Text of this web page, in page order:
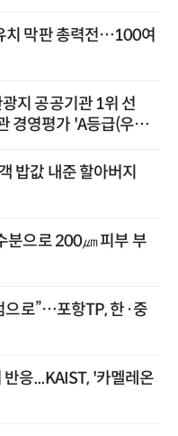
치 막판 총력전…100여
지 공공기관 1위 선
영평가 'A등급(우수)'
밥값 내준 할아버지
분으로 200㎛ 피부 부
으로”…포항TP, 한·중
응...KAIST, '카멜레온